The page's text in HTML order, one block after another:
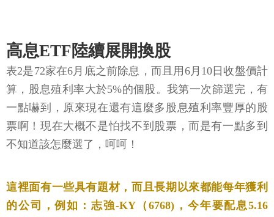
高息ETF陸續展開換股
表2是72家在6月底之前除息，而且用6月10日收盤價計
算，股息殖利率大於5%的個股。我第一次篩選完，有
一點嚇到，原來現在還有這麼多股息殖利率豐厚的股
票啊！現在大概不是怕找不到股票，而是有一點多到
不知道該怎麼選了，呵呵！
這裡面有一些具有題材，而且長期以來都能每年獲利
的公司，例如：志強-KY（6768)，今年要配息5.16